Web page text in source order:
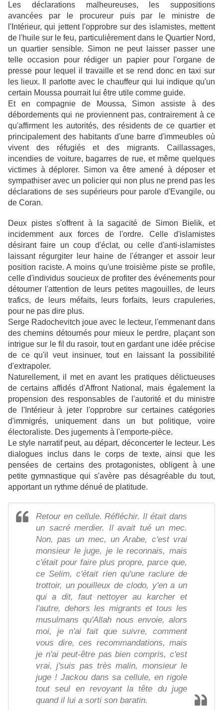
Les déclarations malheureuses, les suppositions
avancées par le procureur puis par le ministre de
l'Intérieur, qui jettent l'opprobre sur des islamistes, mettent
de l'huile sur le feu, particulièrement dans le Quartier Nord,
un quartier sensible. Simon ne peut laisser passer une
telle occasion pour rédiger un papier pour l'organe de
presse pour lequel il travaille et se rend donc en taxi sur
les lieux. Il parlotte avec le chauffeur qui lui indique qu'un
certain Moussa pourrait lui être utile comme guide.
Et en compagnie de Moussa, Simon assiste à des
débordements qui ne proviennent pas, contrairement à ce
qu'affirment les autorités, des résidents de ce quartier et
principalement des habitants d'une barre d'immeubles où
vivent des réfugiés et des migrants. Caillassages,
incendies de voiture, bagarres de rue, et même quelques
victimes à déplorer. Simon va être amené à déposer et
sympathiser avec un policier qui non plus ne prend pas les
déclarations de ses supérieurs pour parole d'Evangile, ou
de Coran.
Deux pistes s'offrent à la sagacité de Simon Bielik, et
incidemment aux forces de l'ordre. Celle d'islamistes
désirant faire un coup d'éclat, ou celle d'anti-islamistes
laissant régurgiter leur haine de l'étranger et assoir leur
position raciste. A moins qu'une troisième piste se profile,
celle d'individus soucieux de profiter des événements pour
détourner l'attention de leurs petites magouilles, de leurs
trafics, de leurs méfaits, leurs forfaits, leurs crapuleries,
pour ne pas dire plus.
Serge Radochevitch joue avec le lecteur, l'emmenant dans
des chemins détournés pour mieux le perdre, plaçant son
intrigue sur le fil du rasoir, tout en gardant une idée précise
de ce qu'il veut insinuer, tout en laissant la possibilité
d'extrapoler.
Naturellement, il met en avant les pratiques délictueuses
de certains affidés d'Affront National, mais également la
propension des responsables de l'autorité et du ministre
de l'Intérieur à jeter l'opprobre sur certaines catégories
d'immigrés, uniquement dans un but politique, voire
électoraliste. Des jugements à l'emporte-pièce.
Le style narratif peut, au départ, déconcerter le lecteur. Les
dialogues inclus dans le corps de texte, ainsi que les
pensées de certains des protagonistes, obligent à une
petite gymnastique qui s'avère pas désagréable du tout,
apportant un rythme dénué de platitude.
Retour en cellule. Réfléchir. Il était dans
un sacré merdier. Il avait tué un mec.
Non, pas un mec, un Arabe, c'est vrai
monsieur le juge, je le reconnais, mais
c'était pour faire plus propre, parce que,
ce Selim, c'était rien qu'une raclure de
trottoir, un pouilleux de clodo, y'en a un
qui a dit, faut nettoyer au karcher et
l'autre, dehors les migrants et tous les
musulmans qu'Allah nous envoie, alors
moi, je n'ai fait que suivre, comment
vous dire, ces recommandations, mais
je n'ai peut-être pas bien compris, c'est
vrai, j'suis pas très malin, monsieur le
juge ! Jackou dans sa cellule, en rigole
tout seul en revoyant la tête du juge
quand il lui a sorti son baratin.